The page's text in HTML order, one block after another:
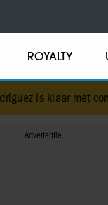
ROYALTY
is klaar met